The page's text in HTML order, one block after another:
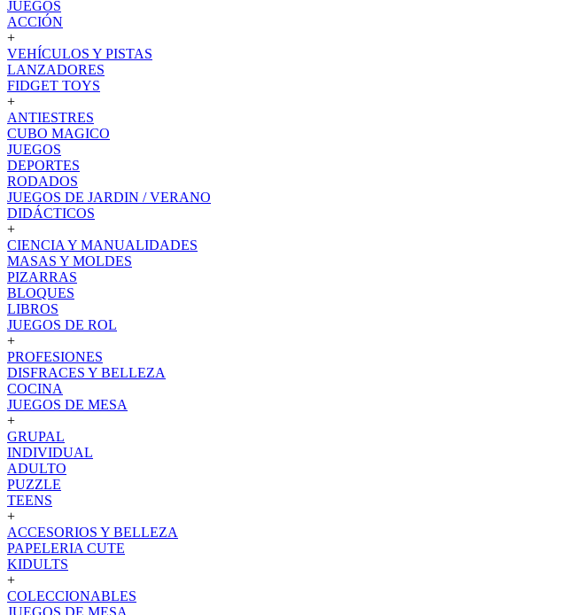
JUEGOS
ACCIÓN
+
VEHÍCULOS Y PISTAS
LANZADORES
FIDGET TOYS
+
ANTIESTRES
CUBO MAGICO
JUEGOS
DEPORTES
RODADOS
JUEGOS DE JARDIN / VERANO
DIDÁCTICOS
+
CIENCIA Y MANUALIDADES
MASAS Y MOLDES
PIZARRAS
BLOQUES
LIBROS
JUEGOS DE ROL
+
PROFESIONES
DISFRACES Y BELLEZA
COCINA
JUEGOS DE MESA
+
GRUPAL
INDIVIDUAL
ADULTO
PUZZLE
TEENS
+
ACCESORIOS Y BELLEZA
PAPELERIA CUTE
KIDULTS
+
COLECCIONABLES
JUEGOS DE MESA